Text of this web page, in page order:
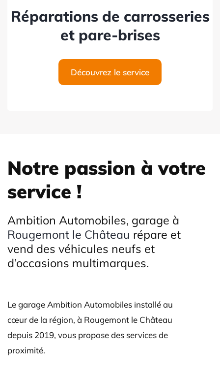
Réparations de carrosseries
et pare-brises
Découvrez le service
Notre passion à votre
service !
Ambition Automobiles, garage à
Rougemont le Château répare et
vend des véhicules neufs et
d’occasions multimarques.
Le garage Ambition Automobiles installé au
cœur de la région, à Rougemont le Château
depuis 2019, vous propose des services de
proximité.